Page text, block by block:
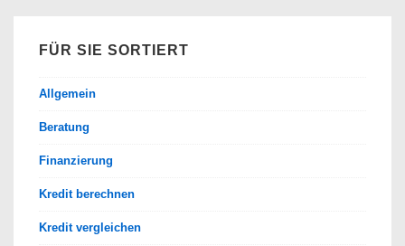
FÜR SIE SORTIERT
Allgemein
Beratung
Finanzierung
Kredit berechnen
Kredit vergleichen